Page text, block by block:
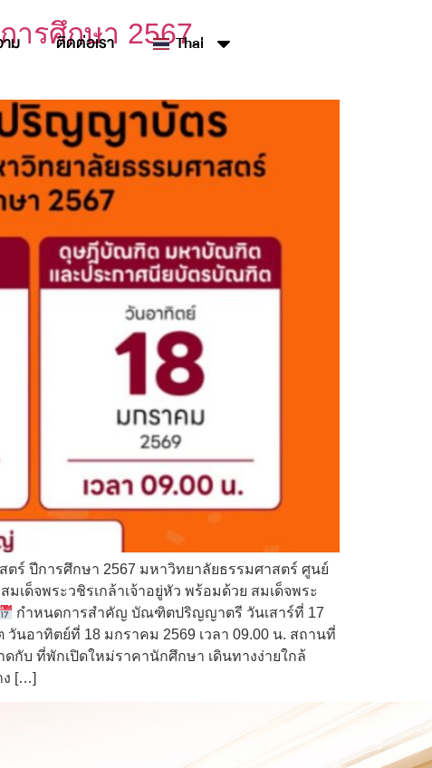
ม ติดต่อเรา Thai
รศึกษา 2567
ร์ ปีการศึกษา 2567 มหาวิทยาลัยธรรมศาสตร์ ศูนย์
ด็จพระวชิรเกล้าเจ้าอยู่หัว พร้อมด้วย สมเด็จพระ
กำหนดการสำคัญ บัณฑิตปริญญาตรี วันเสาร์ที่ 17
อาทิตย์ที่ 18 มกราคม 2569 เวลา 09.00 น. สถานที่
บ ที่พักเปิดใหม่ราคานักศึกษา เดินทางง่ายใกล้
ง […]